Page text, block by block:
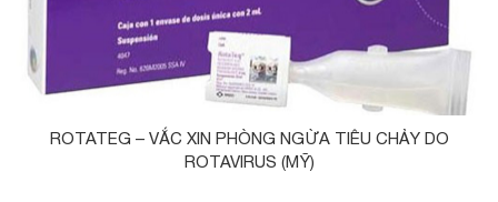
ROTATEG – VẮC XIN PHÒNG NGỪA TIÊU CHẢY DO
ROTAVIRUS (MỸ)